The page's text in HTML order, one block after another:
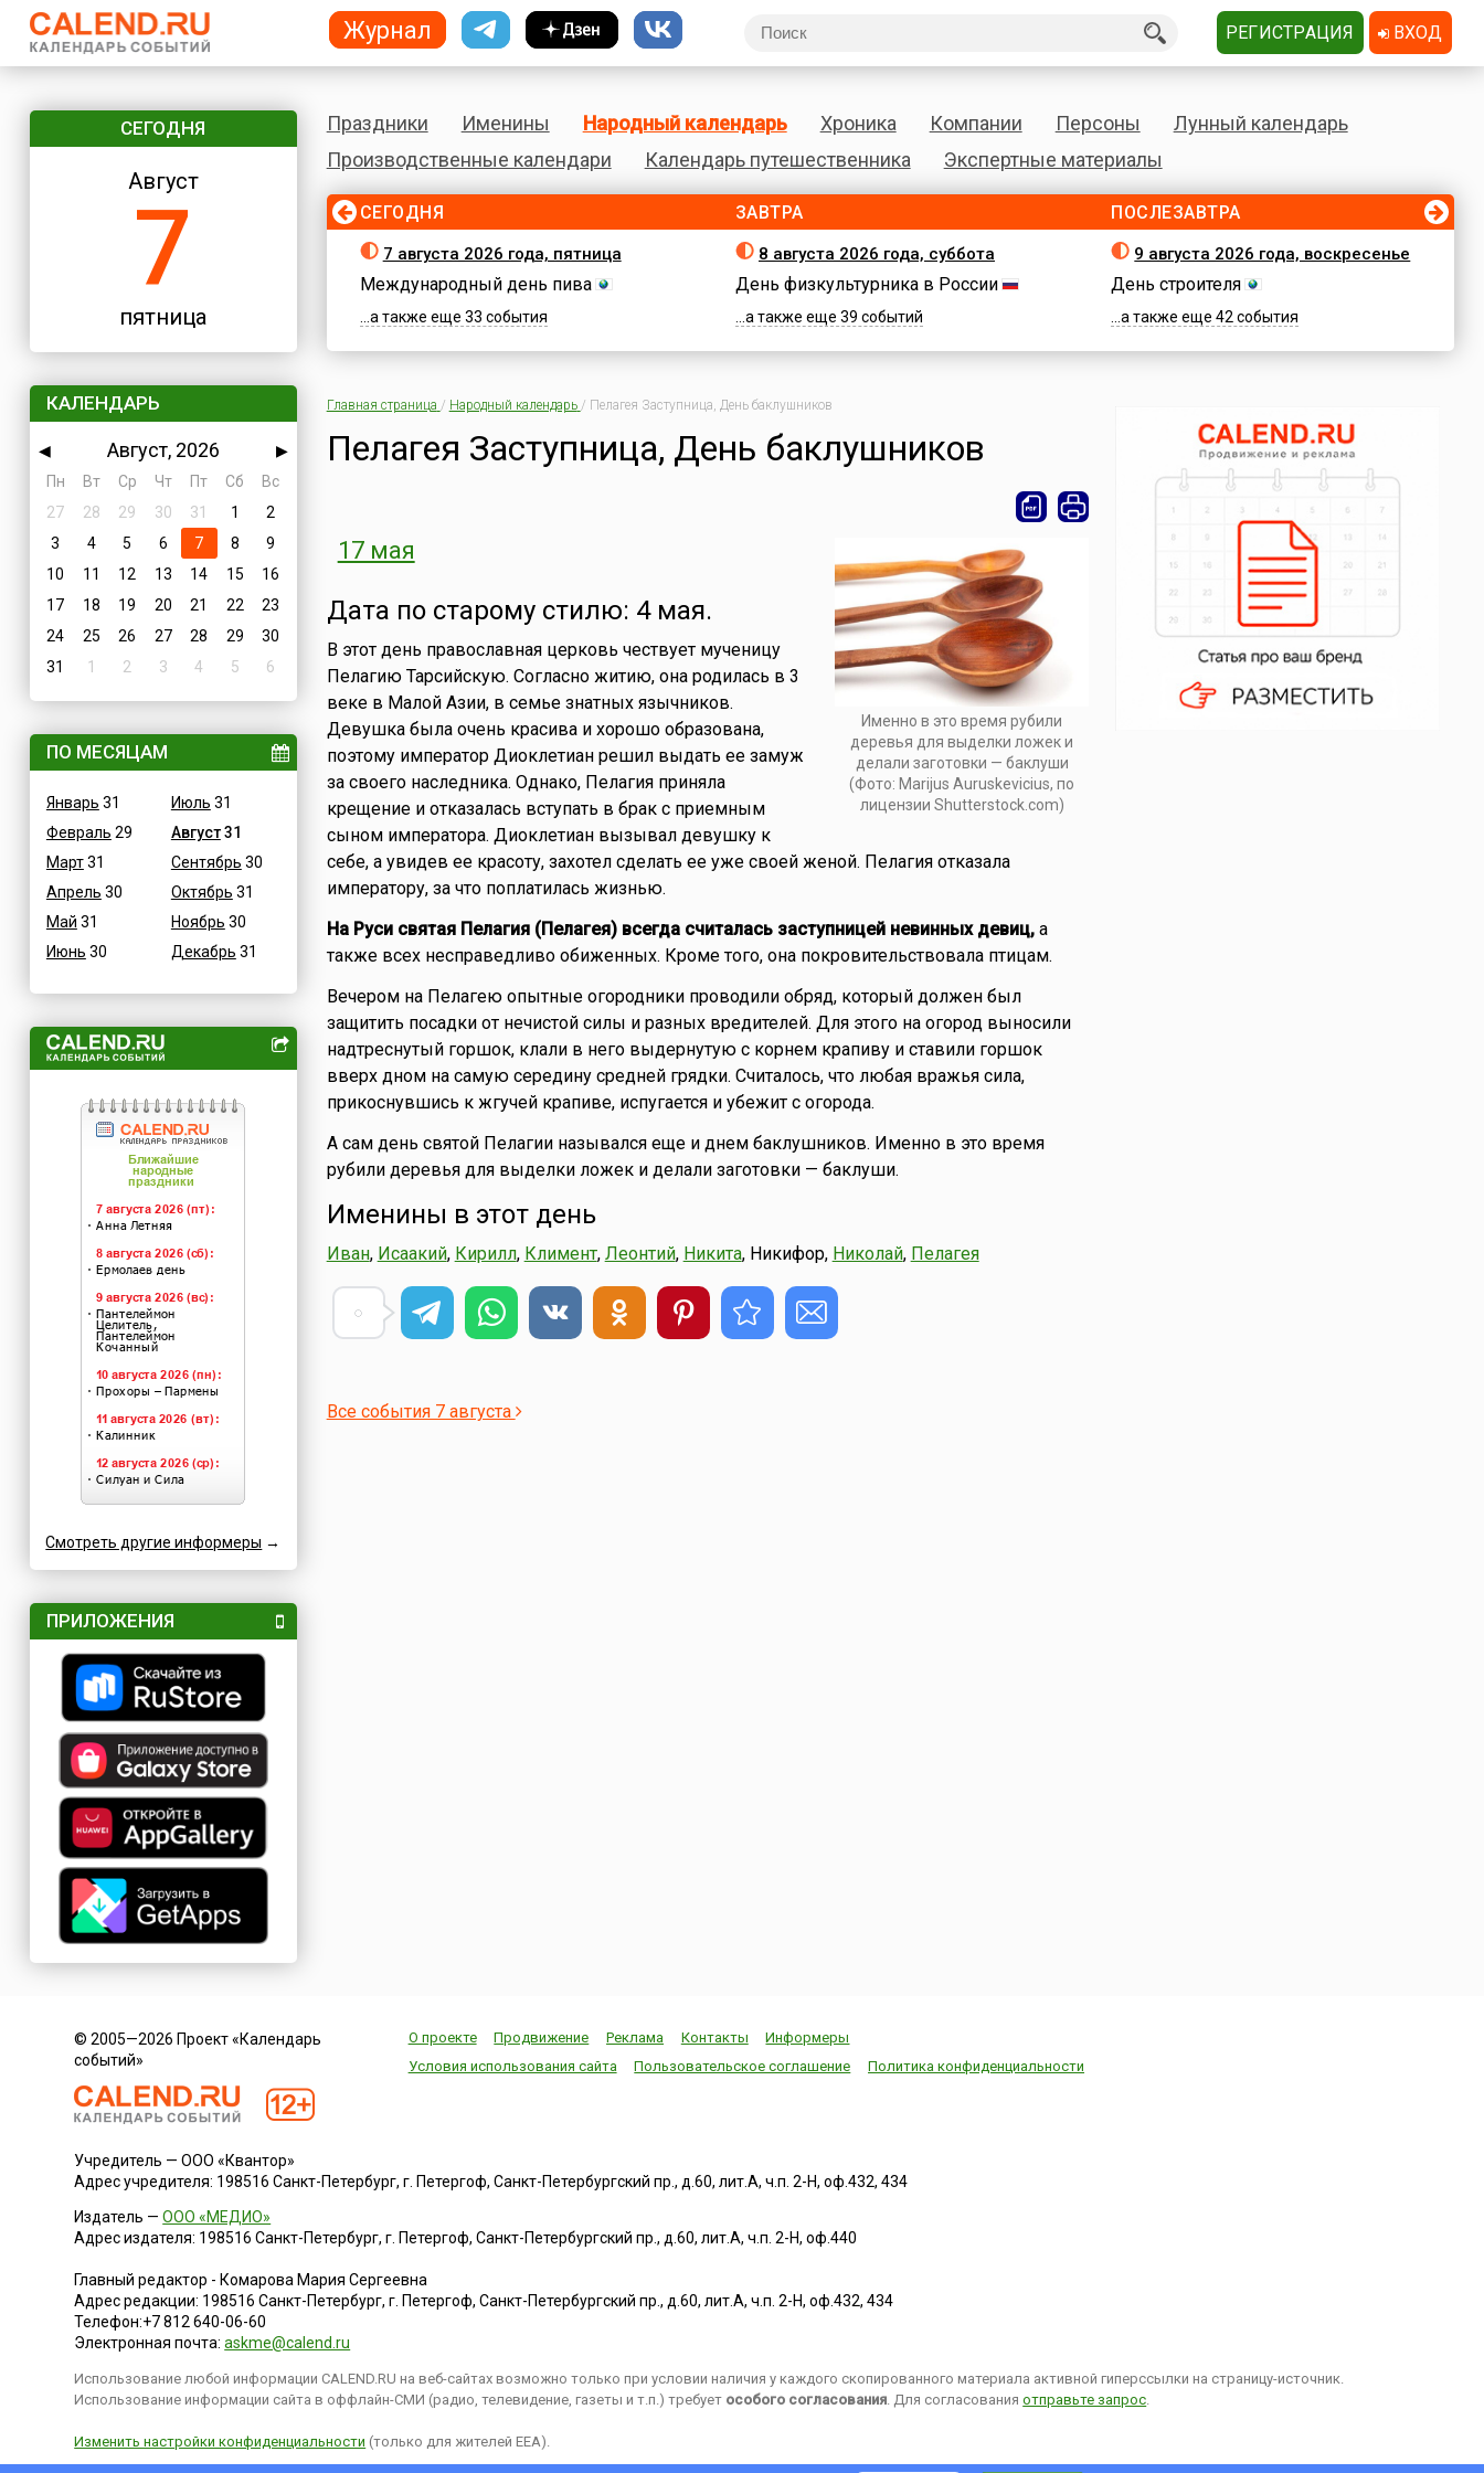
СЕГОДНЯ
Август
7
пятница
КАЛЕНДАРЬ
◀ Август, 2026
▶
Пн
Вт Ср Чт Пт Сб
Вс
27
28 29 30 31 1
2
3
4 5 6 7 8
9
10
11 12 13 14 15
16
17
18 19 20 21 22
23
24
25 26 27 28 29
30
31
1 2 3 4 5 6
ПО МЕСЯЦАМ
Январь 31
Февраль 29
Март31
Апрель 30
Май 31
Июнь 30
Июль 31
Август31
Сентябрь 30
Октябрь 31
Ноябрь 30
Декабрь 31
Смотреть другие информеры →
ПРИЛОЖЕНИЯ
Праздники Именины Народный календарь Хроника Компании Персоны
Лунный календарь
Производственные календари
Календарь путешественника Экспертные материалы
СЕГОДНЯ
7 августа 2026 года, пятница
Международный день пива
...а также еще 33 события
ЗАВТРА
8 августа 2026 года, суббота
День физкультурника в России
...а также еще 39 событий
ПОСЛЕЗАВТРА
9 августа 2026 года, воскресенье
День строителя
...а также еще 42 события
Главная страница / Народный календарь / Пелагея Заступница, День баклушников
Пелагея Заступница, День баклушников
Именно в это время рубили
деревья для выделки ложек и
делали заготовки — баклуши
(Фото: Marijus Auruskevicius, по
лицензии Shutterstock.com)
17 мая
Дата по старому стилю: 4 мая.
В этот день православная церковь чествует мученицу
Пелагию Тарсийскую. Согласно житию, она родилась в 3
веке в Малой Азии, в семье знатных язычников.
Девушка была очень красива и хорошо образована,
поэтому император Диоклетиан решил выдать ее замуж
за своего наследника. Однако, Пелагия приняла
крещение и отказалась вступать в брак с приемным
сыном императора. Диоклетиан вызывал девушку к
себе, а увидев ее красоту, захотел сделать ее уже своей женой. Пелагия отказала
императору, за что поплатилась жизнью.
На Руси святая Пелагия (Пелагея) всегда считалась заступницей невинных девиц,а
также всех несправедливо обиженных. Кроме того, она покровительствовала птицам.
Вечером на Пелагею опытные огородники проводили обряд, который должен был
защитить посадки от нечистой силы и разных вредителей. Для этого на огород выносили
надтреснутый горшок, клали в него выдернутую с корнем крапиву и ставили горшок
вверх дном на самую середину средней грядки. Считалось, что любая вражья сила,
прикоснувшись к жгучей крапиве, испугается и убежит с огорода.
А сам день святой Пелагии назывался еще и днем баклушников. Именно в это время
рубили деревья для выделки ложек и делали заготовки — баклуши.
Именины в этот день
Иван, Исаакий, Кирилл, Климент, Леонтий, Никита, Никифор, Николай, Пелагея
Все события 7 августа
© 2005—2026 Проект «Календарь
событий»
О проекте Продвижение Реклама Контакты
Информеры
Условия использования сайта
Пользовательское соглашение Политика конфиденциальности
Учредитель — ООО «Квантор»
Адрес учредителя: 198516 Санкт-Петербург, г. Петергоф, Санкт-Петербургский пр., д.60, лит.А, ч.п. 2-Н, оф.432, 434
Издатель —ООО «МЕДИО»
Адрес издателя: 198516 Санкт-Петербург, г. Петергоф, Санкт-Петербургский пр., д.60, лит.А, ч.п. 2-Н, оф.440
Главный редактор - Комарова Мария Сергеевна
Адрес редакции: 198516 Санкт-Петербург, г. Петергоф,Санкт-Петербургский пр., д.60, лит.А, ч.п. 2-Н, оф.432, 434
Телефон:+7 812 640-06-60
Электронная почта:askme@calend.ru
Использование любой информации CALEND.RU на веб-сайтах возможно только при условии наличия у каждого скопированного материала активной гиперссылки на страницу-источник.
Использование информации сайта в оффлайн-СМИ (радио, телевидение, газеты и т.п.) требует особого согласования. Для согласованияотправьте запрос.
Изменить настройки конфиденциальности (только для жителей EEA).
Журнал РЕГИСТРАЦИЯ ВХОД